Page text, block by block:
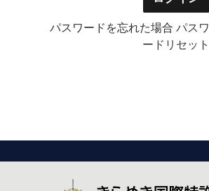
パスワードを忘れた場合パスワ
ードリセット